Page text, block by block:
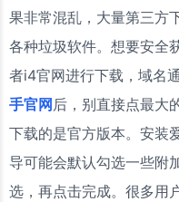
果非常混乱，大量第三方
各种垃圾软件。想要安全
者i4官网进行下载，域名
手官网 后，别直接点最大
下载的是官方版本。安装
导可能会默认勾选一些附
选，再点击完成。很多用